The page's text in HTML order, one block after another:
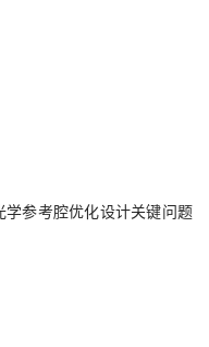
学参考腔优化设计关键问题